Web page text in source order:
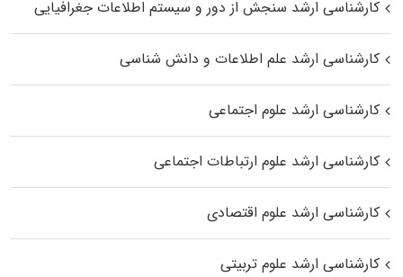
کارشناسی ارشد سنجش از دور و سیستم اطلاعات جغرافیایی
کارشناسی ارشد علم اطلاعات و دانش شناسی
کارشناسی ارشد علوم اجتماعی
کارشناسی ارشد علوم ارتباطات اجتماعی
کارشناسی ارشد علوم اقتصادی
کارشناسی ارشد علوم تربیتی